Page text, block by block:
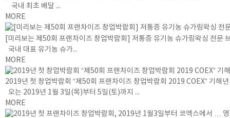
국내 최초 배달 ...
MORE
[미리보는 제50회 프랜차이즈 창업박람회] 저통증 유기농 슈가링왁싱 전
국내 대표 유기농 슈가...
MORE
2019년 첫 창업박람회 “제50회 프랜차이즈 창업박람회 2019 COEX” 기해
오는 2019년 1월 3일(목)부터 5일(토)까지 ...
MORE